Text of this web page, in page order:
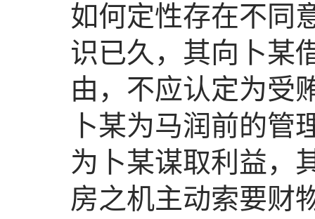
如何定性存在不同
识已久，其向卜某
由，不应认定为受
卜某为马润前的
为卜某谋取利益，
房之机主动索要财